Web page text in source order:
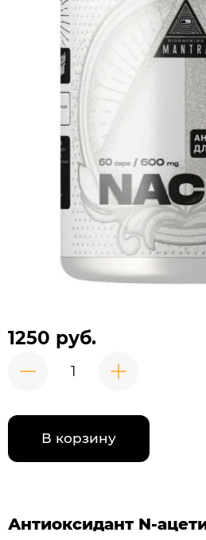
1250 руб.
В корзину
Антиоксидант N-